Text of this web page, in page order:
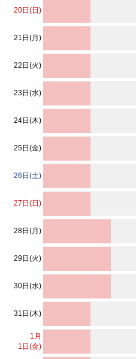
20日(日)
21日(月)
22日(火)
23日(水)
24日(木)
25日(金)
26日(土)
27日(日)
28日(月)
29日(火)
30日(水)
31日(木)
1 月
1日(金)